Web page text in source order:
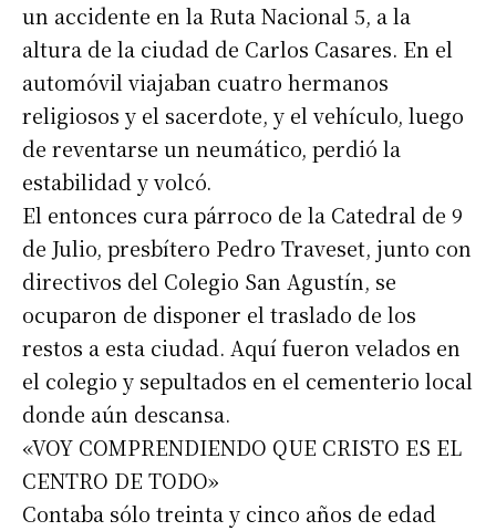
Suscribirme gratis
Dirección de correo electrónico *
Nombre
un accidente en la Ruta Nacional 5, a la
altura de la ciudad de Carlos Casares. En el
automóvil viajaban cuatro hermanos
religiosos y el sacerdote, y el vehículo, luego
de reventarse un neumático, perdió la
estabilidad y volcó.
El entonces cura párroco de la Catedral de 9
de Julio, presbítero Pedro Traveset, junto con
directivos del Colegio San Agustín, se
ocuparon de disponer el traslado de los
restos a esta ciudad. Aquí fueron velados en
el colegio y sepultados en el cementerio local
donde aún descansa.
«VOY COMPRENDIENDO QUE CRISTO ES EL
CENTRO DE TODO»
Contaba sólo treinta y cinco años de edad